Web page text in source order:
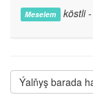
Meselem köstli -
Ýalňyş barada